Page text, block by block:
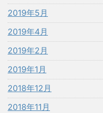
2019年5月
2019年4月
2019年2月
2019年1月
2018年12月
2018年11月